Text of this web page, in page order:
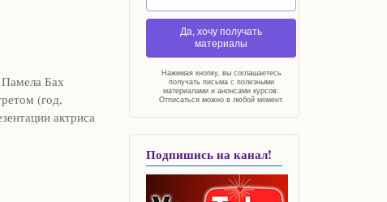
Бах
(год,
актриса
Да, хочу получать
материалы
Нажимая кнопку, вы соглашаетесь
получать письма с полезными
материалами и анонсами курсов.
Отписаться можно в любой момент.
Подпишись на канал!